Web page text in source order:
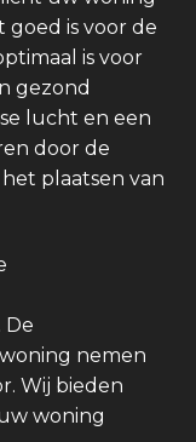
is voor de
is voor
gezond
lucht en een
door de
plaatsen van
De
nemen
Wij bieden
woning